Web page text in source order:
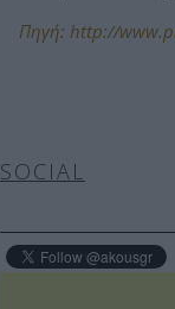
Πηγή: http://
SOCIAL